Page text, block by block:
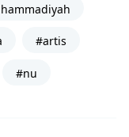
#artis
#nu